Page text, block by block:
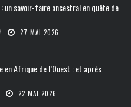
un savoir-faire ancestral en quête de
27 MAI 2026
en Afrique de l’Ouest : et après
22 MAI 2026